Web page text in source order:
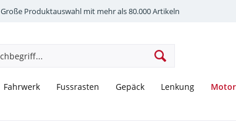
Große Produktauswahl mit mehr als 80.000 Artikeln
Fahrwerk Fussrasten Gepäck Lenkung Motor